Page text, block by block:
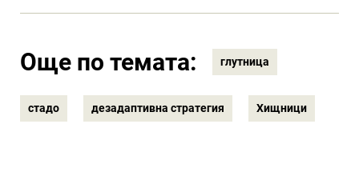
Още по темата: глутница
стадо дезадаптивна стратегия Хищници